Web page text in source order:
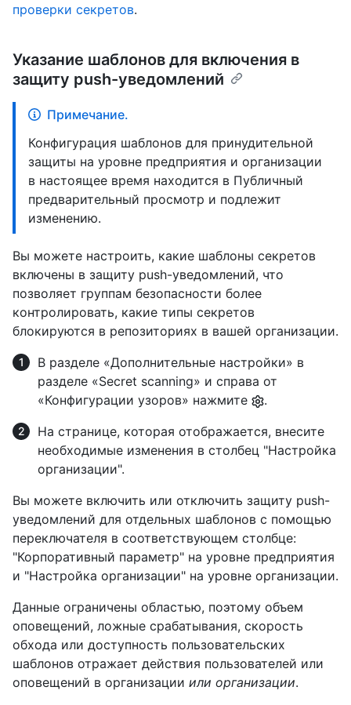
проверки секретов.
Указание шаблонов для включения в
защиту push-уведомлений
Примечание.
Конфигурация шаблонов для принудительной
защиты на уровне предприятия и организации
в настоящее время находится в Публичный
предварительный просмотр и подлежит
изменению.
Вы можете настроить, какие шаблоны секретов
включены в защиту push-уведомлений, что
позволяет группам безопасности более
контролировать, какие типы секретов
блокируются в репозиториях в вашей организации.
В разделе «Дополнительные настройки» в
разделе «Secret scanning» и справа от
«Конфигурации узоров» нажмите
.
На странице, которая отображается, внесите
необходимые изменения в столбец "Настройка
организации".
Вы можете включить или отключить защиту push-
уведомлений для отдельных шаблонов с помощью
переключателя в соответствующем столбце:
"Корпоративный параметр" на уровне предприятия
и "Настройка организации" на уровне организации.
Данные ограничены областью, поэтому объем
оповещений, ложные срабатывания, скорость
обхода или доступность пользовательских
шаблонов отражает действия пользователей или
оповещений в организации или организации.